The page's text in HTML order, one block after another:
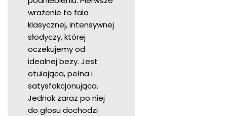
wrażenie to fala
klasycznej, intensywnej
słodyczy, której
oczekujemy od
idealnej bezy. Jest
otulająca, pełna i
satysfakcjonująca.
Jednak zaraz po niej
do głosu dochodzi